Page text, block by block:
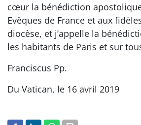
cœur la bénédiction
Evêques de France et aux
diocèse, et j’appelle la
les habitants de Paris et sur
Franciscus Pp.
Du Vatican, le 16 avril 2019